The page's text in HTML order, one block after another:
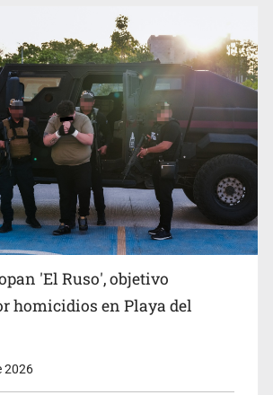
sancionados por EU
'El Ruso', objetivo
homicidios en Playa del
2026